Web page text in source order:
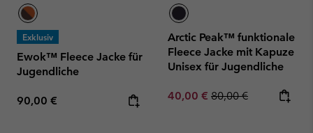
Exklusiv
Ewok™ Fleece Jacke für
Jugendliche
Regular price:
90,00 €
Arctic Peak™ funktionale
Fleece Jacke mit Kapuze
Unisex für Jugendliche
Sale price:
40,00 € Regular price:
80,00 €